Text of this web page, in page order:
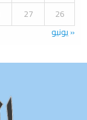
26
27
« يونيو